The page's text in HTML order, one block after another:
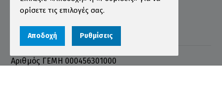
Προστασία Προσωπικών Δεδομένων
Αριθμός ΓΕΜΗ 000456301000
ορίσετε τις επιλογές σας.
Αποδοχή Ρυθμίσεις